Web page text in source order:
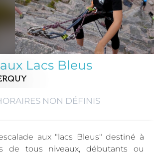
Lacs Bleus
NON DÉFINIS
aux "lacs Bleus" destiné à
de tous niveaux, débutants ou